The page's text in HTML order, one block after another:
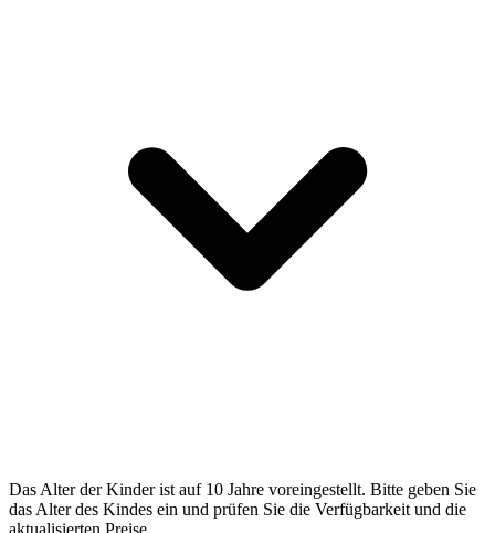
Das Alter der Kinder ist auf 10 Jahre voreingestellt. Bitte geben Sie
das Alter des Kindes ein und prüfen Sie die Verfügbarkeit und die
aktualisierten Preise.